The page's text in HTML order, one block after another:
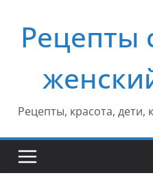
содержимому
Рецепты
Рецепты, красота, дети,